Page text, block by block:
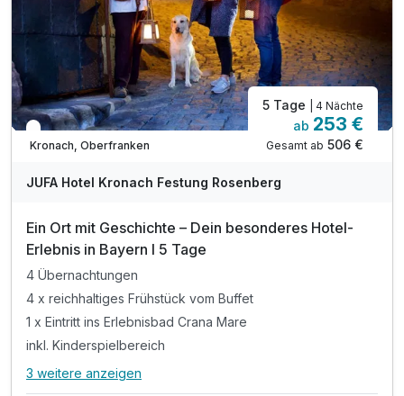
In 1 Woche wieder frei
Kronach, Oberfranken
5 Tage | 4 Nächte
ab 253 €
Gesamt ab 506 €
JUFA Hotel Kronach Festung Rosenberg
Ein Ort mit Geschichte – Dein besonderes Hotel-
Erlebnis in Bayern I 5 Tage
4 Übernachtungen
4 x reichhaltiges Frühstück vom Buffet
1 x Eintritt ins Erlebnisbad Crana Mare
inkl. Kinderspielbereich
Alle Inklusivleistungen
3 weitere anzeigen